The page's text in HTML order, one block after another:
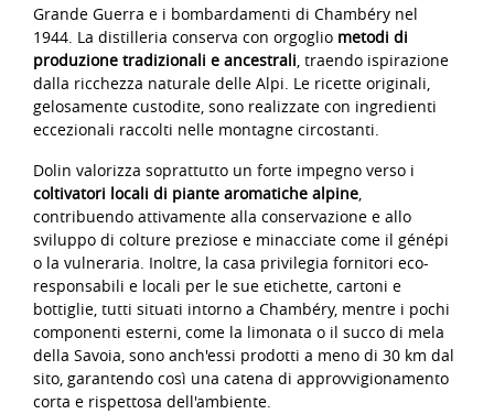
Grande Guerra e i bombardamenti di Chambéry nel
1944. La distilleria conserva con orgoglio metodi di
produzione tradizionali e ancestrali, traendo ispirazione
dalla ricchezza naturale delle Alpi. Le ricette originali,
gelosamente custodite, sono realizzate con ingredienti
eccezionali raccolti nelle montagne circostanti.
Dolin valorizza soprattutto un forte impegno verso i
coltivatori locali di piante aromatiche alpine,
contribuendo attivamente alla conservazione e allo
sviluppo di colture preziose e minacciate come il génépi
o la vulneraria. Inoltre, la casa privilegia fornitori eco-
responsabili e locali per le sue etichette, cartoni e
bottiglie, tutti situati intorno a Chambéry, mentre i pochi
componenti esterni, come la limonata o il succo di mela
della Savoia, sono anch'essi prodotti a meno di 30 km dal
sito, garantendo così una catena di approvvigionamento
corta e rispettosa dell'ambiente.